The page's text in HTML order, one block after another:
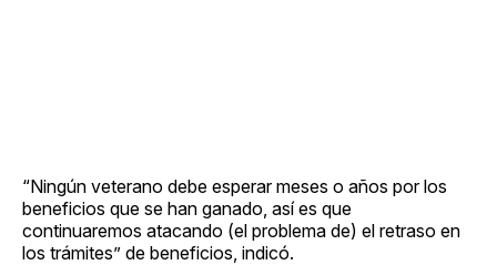
“Ningún veterano debe esperar meses o años por los
beneficios que se han ganado, así es que
continuaremos atacando (el problema de) el retraso en
los trámites” de beneficios, indicó.